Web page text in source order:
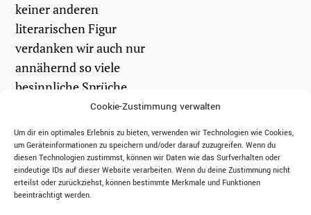
Cookie-Zustimmung verwalten
Um dir ein optimales Erlebnis zu bieten, verwenden wir Technologien wie Cookies,
um Geräteinformationen zu speichern und/oder darauf zuzugreifen. Wenn du
diesen Technologien zustimmst, können wir Daten wie das Surfverhalten oder
eindeutige IDs auf dieser Website verarbeiten. Wenn du deine Zustimmung nicht
erteilst oder zurückziehst, können bestimmte Merkmale und Funktionen
beeinträchtigt werden.
keiner anderen
literarischen Figur
verdanken wir auch nur
annähernd so viele
besinnliche Sprüche
fürs Poesiealbum. Aber
ehrlich...
weiterlesen